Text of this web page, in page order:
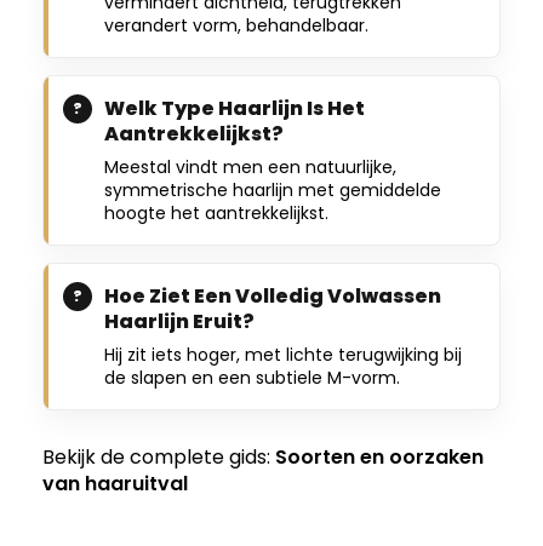
verandert vorm, behandelbaar.
Welk Type Haarlijn Is Het
Aantrekkelijkst?
Meestal vindt men een natuurlijke,
symmetrische haarlijn met gemiddelde
hoogte het aantrekkelijkst.
Hoe Ziet Een Volledig Volwassen
Haarlijn Eruit?
Hij zit iets hoger, met lichte terugwijking bij
de slapen en een subtiele M-vorm.
Bekijk de complete gids: Soorten en oorzaken
van haaruitval